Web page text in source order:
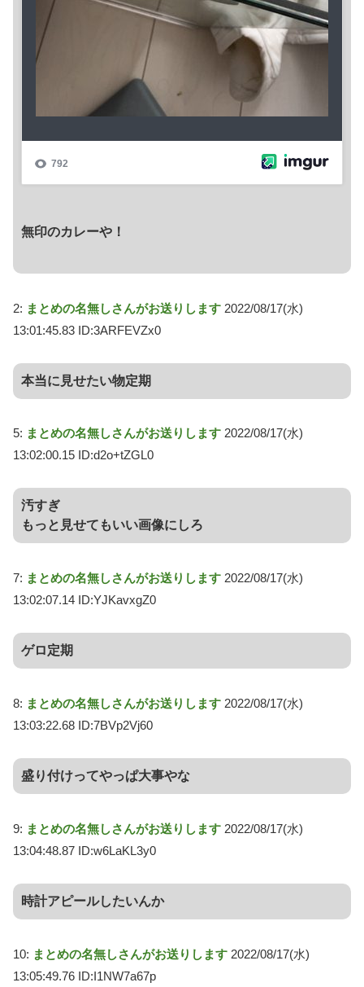
無印のカレーや！
2: まとめの名無しさんがお送りします 2022/08/17(水)
13:01:45.83 ID:3ARFEVZx0
本当に見せたい物定期
5: まとめの名無しさんがお送りします 2022/08/17(水)
13:02:00.15 ID:d2o+tZGL0
汚すぎ
もっと見せてもいい画像にしろ
7: まとめの名無しさんがお送りします 2022/08/17(水)
13:02:07.14 ID:YJKavxgZ0
ゲロ定期
8: まとめの名無しさんがお送りします 2022/08/17(水)
13:03:22.68 ID:7BVp2Vj60
盛り付けってやっぱ大事やな
9: まとめの名無しさんがお送りします 2022/08/17(水)
13:04:48.87 ID:w6LaKL3y0
時計アピールしたいんか
10: まとめの名無しさんがお送りします 2022/08/17(水)
13:05:49.76 ID:I1NW7a67p